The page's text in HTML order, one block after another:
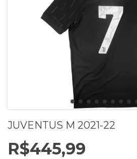
JUVENTUS M 2021-22
R$445,99